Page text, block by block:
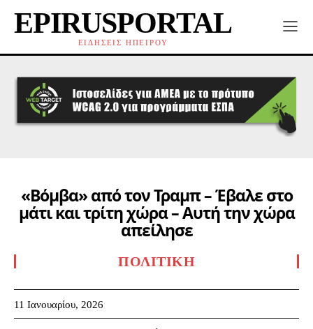
EPIRUSPORTAL
ΕΙΔΗΣΕΙΣ ΗΠΕΙΡΟΥ
«Βόμβα» από τον Τραμπ – Έβαλε στο
μάτι και τρίτη χώρα – Αυτή την χώρα
απείλησε
ΠΟΛΙΤΙΚΉ
11 Ιανουαρίου, 2026